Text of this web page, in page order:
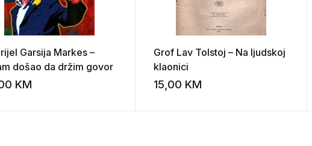
Garsija Markes –
došao da držim govor
KM Add to wishlist
Grof Lav Tolstoj – Na ljudskoj
klaonici
15,00 KM Add